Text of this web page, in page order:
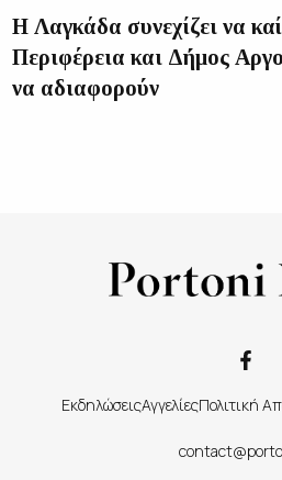
Η Λαγκάδα συνεχίζει να
Περιφέρεια και Δήμος
να αδιαφορούν
ΕκδηλώσειςΑγγελίεςΠολιτική